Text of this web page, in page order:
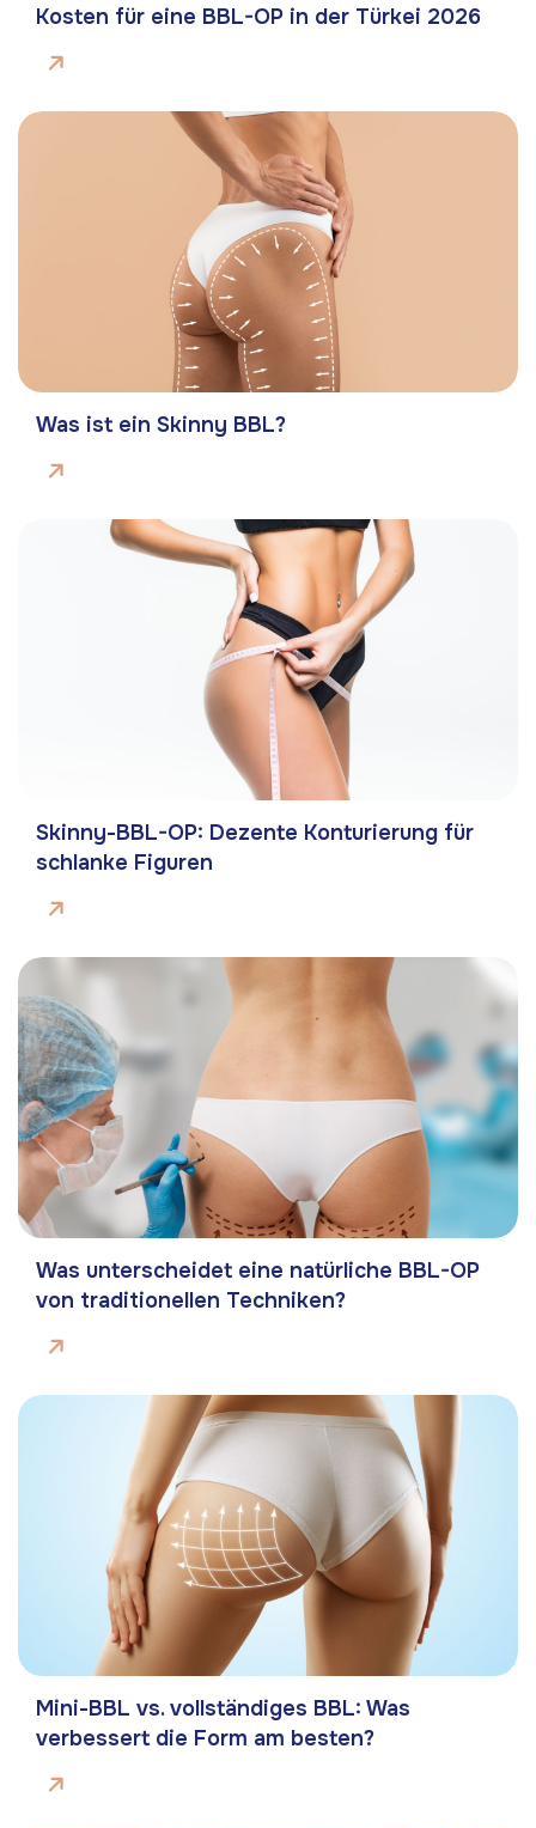
Kosten für eine BBL-OP in der Türkei 2026
Was ist ein Skinny BBL?
Skinny-BBL-OP: Dezente Konturierung für
schlanke Figuren
Was unterscheidet eine natürliche BBL-OP
von traditionellen Techniken?
Mini-BBL vs. vollständiges BBL: Was
verbessert die Form am besten?